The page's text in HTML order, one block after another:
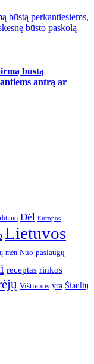
būstą perkantiesiems,
būsto paskolą
būstą
antrą ar
Dėl Europos
Lietuvos
mėn Nuo paslaugų
receptas rinkos
Vištienos yra Šiaulių